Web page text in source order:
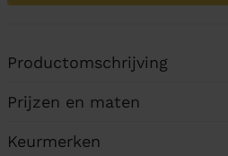
Productomschrijving
Prijzen en maten
Keurmerken